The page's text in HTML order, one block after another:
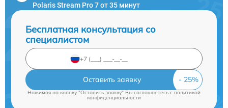
Polaris Stream Pro 7 от 35 минут
Бесплатная консультация со
специалистом
Оставить заявку
Нажимая на кнопку "Оставить заявку" Вы соглашаетесь cполитикой
конфиденциальности